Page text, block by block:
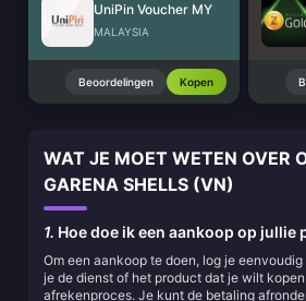
UniPin Voucher MY
MALAYSIA
Beoordelingen Kopen
WAT JE MOET WETEN OVER
GARENA SHELLS (VN)
1. Hoe doe ik een aankoop op jullie
Om een aankoop te doen, log je
je de dienst of het product dat je wilt
afrekenproces. Je kunt de betaling